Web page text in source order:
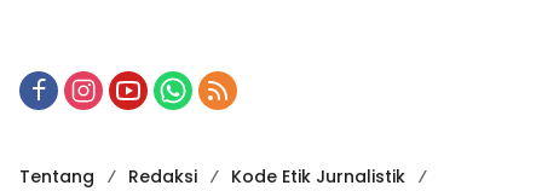
Tentang Redaksi Kode Etik Jurnalistik